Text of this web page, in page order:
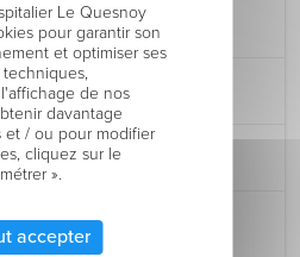
Hospitalier
Le Quesnoy
pour garantir son
et optimiser ses
de nos
davantage
et / ou pour modifier
cliquez sur le
».
accepter